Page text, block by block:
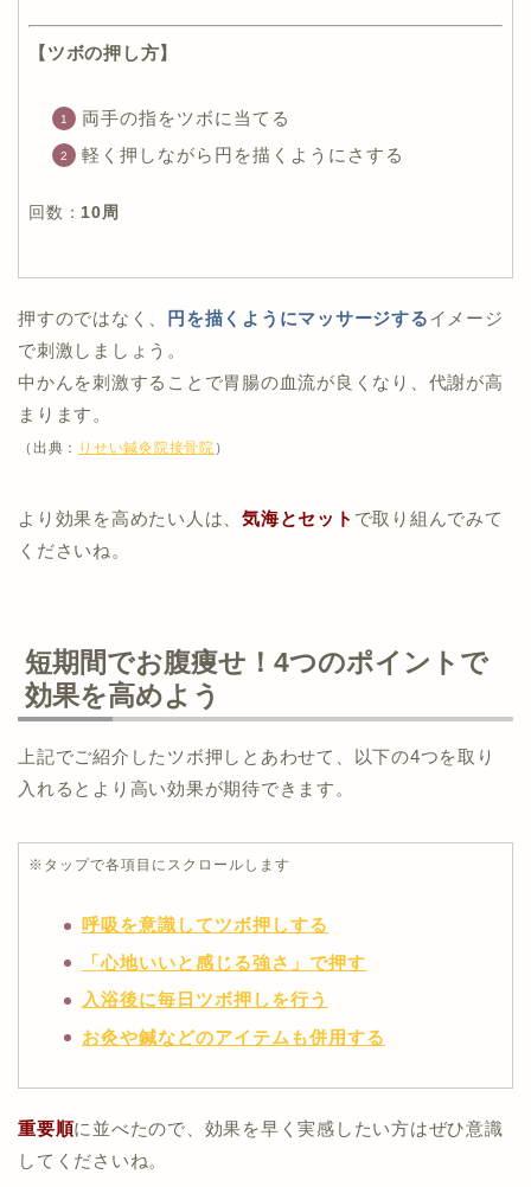
【ツボの押し方】
両手の指をツボに当てる
軽く押しながら円を描くようにさする
回数： 10周
押すのではなく、 円を描くようにマッサージするイメージ
で刺激しましょう。
中かんを刺激することで胃腸の血流が良くなり、代謝が高
まります。
（出典： りせい鍼灸院接骨院 ）
より効果を高めたい人は、気海とセット で取り組んでみて
くださいね。
短期間でお腹痩せ！4つのポイントで
効果を高めよう
上記でご紹介したツボ押しとあわせて、以下の4つを取り
入れるとより高い効果が期待できます。
※タップで各項目にスクロールします
呼吸を意識してツボ押しする
「心地いいと感じる強さ」で押す
入浴後に毎日ツボ押しを行う
お灸や鍼などのアイテムも併用する
重要順に並べたので、効果を早く実感したい方はぜひ意識
してくださいね。